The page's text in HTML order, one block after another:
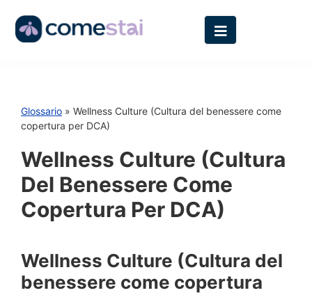
Glossario » Wellness Culture (Cultura del benessere come
copertura per DCA)
Wellness Culture (Cultura
Del Benessere Come
Copertura Per DCA)
Wellness Culture (Cultura del
benessere come copertura